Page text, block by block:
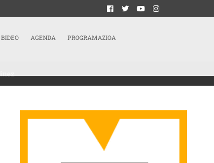
AGENDA PROGRAMAZIOA
LARUNBATEAN, GREBA OROKORRAREKIN BAT EGINEZ